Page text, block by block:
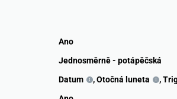
Ano
Jednosměrně - potápěčská
Datum ,Otočná luneta ,